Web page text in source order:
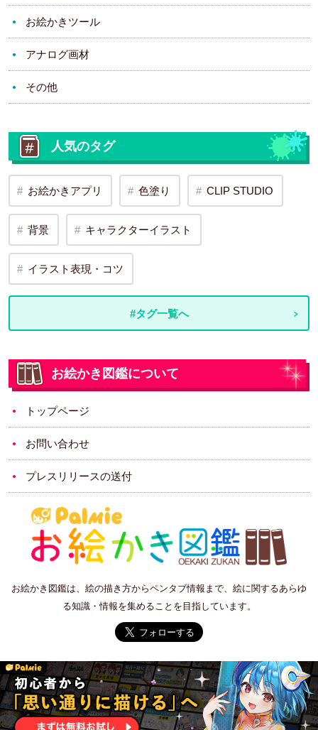
お絵かきツール
アナログ画材
その他
人気のタグ
お絵かきアプリ 色塗り CLIP STUDIO
背景 キャラクターイラスト
イラスト表現・コツ
#タグ一覧へ
お絵かき図鑑について
トップページ
お問い合わせ
プレスリリースの送付
お絵かき図鑑は、絵の描き方からペンタブ情報まで、絵に関するあらゆ
る知識・情報を集めることを目指しています。